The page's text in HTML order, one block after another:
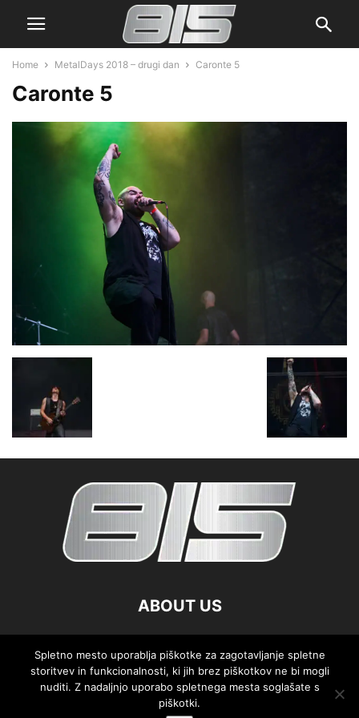
Home MetalDays 2018 – drugi dan Caronte 5
Caronte 5
ABOUT US
FOLLOW US
Spletno mesto uporablja piškotke za zagotavljanje spletne
storitvev in funkcionalnosti, ki jih brez piškotkov ne bi mogli
nuditi. Z nadaljnjo uporabo spletnega mesta soglašate s
piškotki.